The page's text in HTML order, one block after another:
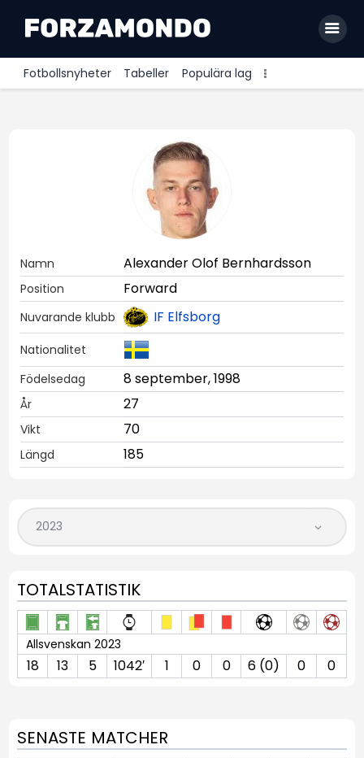
Fotbollsnyheter Tabeller Populära lag
Premier League
Bundesliga
Ligue 1
Namn Alexander Olof Bernhardsson
Position Forward
Nuvarande klubb IF Elfsborg
Nationalitet
Födelsedag
8 september, 1998
År 27
Vikt 70
Längd 185
TOTALSTATISTIK
Allsvenskan 2023
18 13 5 1042′ 1 0 0 6 (0) 0 0
SENASTE MATCHER